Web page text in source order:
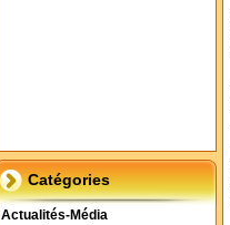
Catégories
Actualités-Média